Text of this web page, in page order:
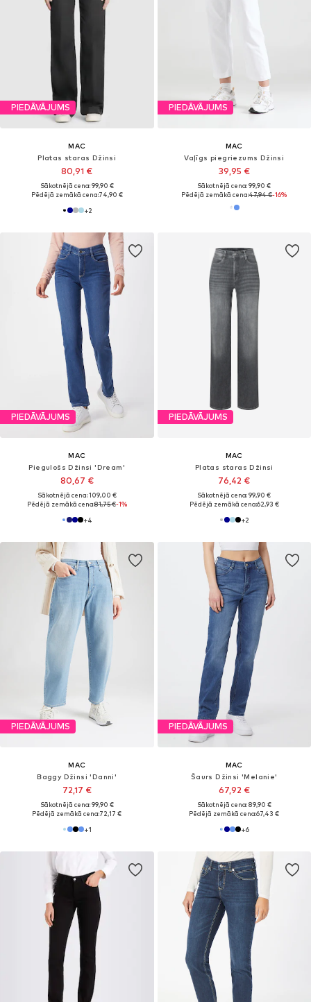
PIEDĀVĀJUMS
MAC
Platas staras Džinsi
80,91 €
Sākotnējā cena: 99,90 €
Pēdējā zemākā cena:74,90 €
+2
PIEDĀVĀJUMS
MAC
Vaļīgs piegriezums Džinsi
39,95 €
Sākotnējā cena: 99,90 €
Pēdējā zemākā cena:47,94 €-16%
PIEDĀVĀJUMS
MAC
Piegulošs Džinsi 'Dream'
80,67 €
Sākotnējā cena: 109,00 €
Pēdējā zemākā cena:81,75 €-1%
+4
PIEDĀVĀJUMS
MAC
Platas staras Džinsi
76,42 €
Sākotnējā cena: 99,90 €
Pēdējā zemākā cena:62,93 €
+2
PIEDĀVĀJUMS
MAC
Baggy Džinsi 'Danni'
72,17 €
Sākotnējā cena: 99,90 €
Pēdējā zemākā cena:72,17 €
+1
PIEDĀVĀJUMS
MAC
Šaurs Džinsi 'Melanie'
67,92 €
Sākotnējā cena: 89,90 €
Pēdējā zemākā cena:67,43 €
+6